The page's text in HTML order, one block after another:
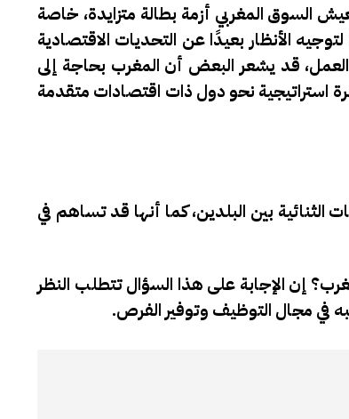
السوق المغربي أزمة بطالة متزايدة، خاصة
الأنظار بعيدًا عن التحديات الاقتصادية
قد يشعر البعض أن المغرب بحاجة إلى
استراتيجية نحو دول ذات اقتصادات متقدمة
الثنائية بين البلدين، كما أنها قد تساهم في
إن الإجابة على هذا السؤال تتطلب النظر
في مجال التوظيف وتوفير الفرص.